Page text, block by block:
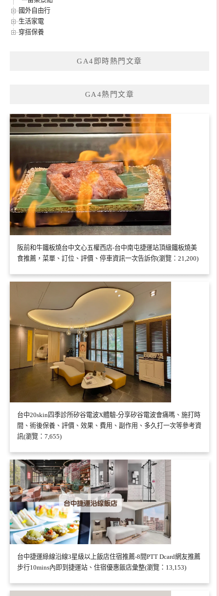
國外自由行
生活家電
穿搭保養
GA4即時熱門文章
GA4熱門文章
阪前和牛鐵板燒台中文心五權西店-台中南屯捷運站頂級鐵板燒美
食推薦，菜單、訂位、評價、停車資訊一次告訴你(瀏覽：21,200)
台中20skin四季診所矽谷電波X體驗-分享矽谷電波會痛嗎、施打時
間、術後保養、評價、效果、費用、副作用、多久打一次等參考資
訊(瀏覽：7,655)
台中捷運綠線沿線3星級以上飯店住宿推薦-8間PTT Dcard網友推薦
步行10mins內即到捷運站、住宿優惠飯店彙整(瀏覽：13,153)